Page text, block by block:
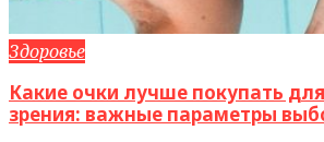
Здоровье
Какие очки лучше покупать
зрения: важные параметры